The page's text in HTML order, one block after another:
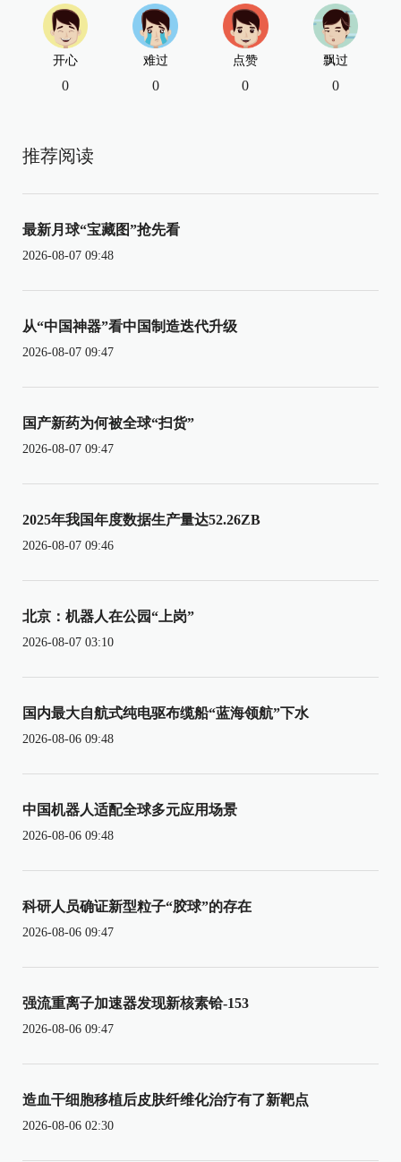
开心
0
难过
0
点赞
0
飘过
0
推荐阅读
最新月球“宝藏图”抢先看
2026-08-07 09:48
从“中国神器”看中国制造迭代升级
2026-08-07 09:47
国产新药为何被全球“扫货”
2026-08-07 09:47
2025年我国年度数据生产量达52.26ZB
2026-08-07 09:46
北京：机器人在公园“上岗”
2026-08-07 03:10
国内最大自航式纯电驱布缆船“蓝海领航”下水
2026-08-06 09:48
中国机器人适配全球多元应用场景
2026-08-06 09:48
科研人员确证新型粒子“胶球”的存在
2026-08-06 09:47
强流重离子加速器发现新核素铪-153
2026-08-06 09:47
造血干细胞移植后皮肤纤维化治疗有了新靶点
2026-08-06 02:30